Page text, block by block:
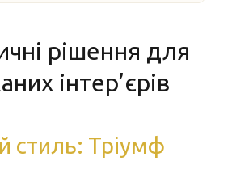
рішення для
інтер’єрів
стиль: Тріумф